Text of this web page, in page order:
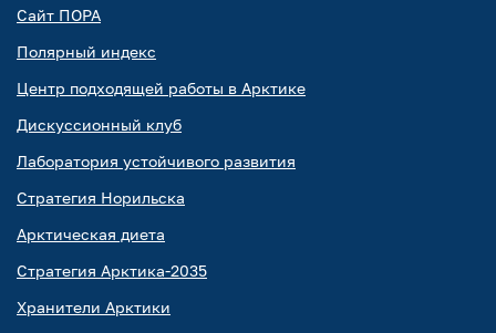
Сайт ПОРА
Полярный индекс
Центр подходящей работы в Арктике
Дискуссионный клуб
Лаборатория устойчивого развития
Стратегия Норильска
Арктическая диета
Стратегия Арктика-2035
Хранители Арктики